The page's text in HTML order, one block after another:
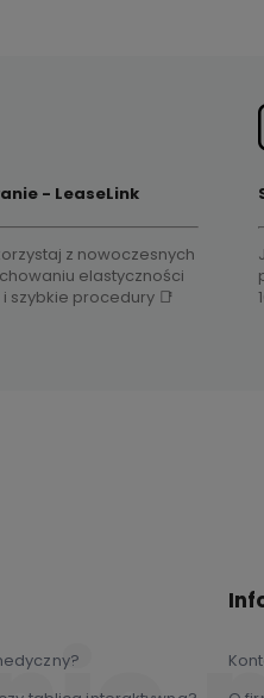
- LeaseLink
z nowoczesnych
elastyczności
szybkie procedury 📑